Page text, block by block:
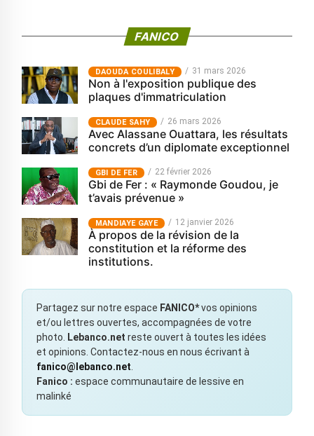
FANICO
‎DAOUDA COULIBALY 31 mars 2026
Non à l'exposition publique des
plaques d'immatriculation
CLAUDE SAHY 26 mars 2026
Avec Alassane Ouattara, les résultats
concrets d’un diplomate exceptionnel
GBI DE FER 22 février 2026
Gbi de Fer : « Raymonde Goudou, je
t’avais prévenue »
MANDIAYE GAYE 12 janvier 2026
À propos de la révision de la
constitution et la réforme des
institutions.
Partagez sur notre espace FANICO*vos opinions
et/ou lettres ouvertes, accompagnées de votre
photo.
Lebanco.net reste ouvert à toutes les idées
et opinions. Contactez-nous en nous écrivant à
fanico@lebanco.net
Fanico : espace communautaire de lessive en
malinké